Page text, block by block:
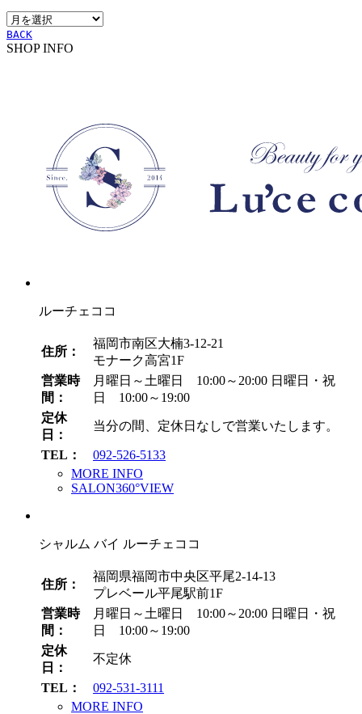
ー
ア
ー
カ
BACK
SHOP INFO
ルーチェココ
住所：
福岡市南区大楠3-12-21
モナーク高宮1F
営業時
間：
月曜日～土曜日 10:00～20:00 日曜日・祝
日 10:00～19:00
定休
日：
当分の間、定休日なしで営業いたします。
TEL：
092-526-5133
MORE INFO
SALON360°VIEW
シャルム バイ ルーチェココ
住所：
福岡県福岡市中央区平尾2-14-13
プレベール平尾駅前1F
営業時
間：
月曜日～土曜日 10:00～20:00 日曜日・祝
日 10:00～19:00
定休
日：
不定休
TEL：
092-531-3111
MORE INFO